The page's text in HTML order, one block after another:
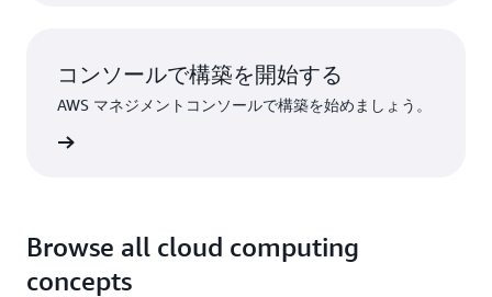
コンソールで構築を開始する
AWS マネジメントコンソールで構築を始めましょう。
Browse all cloud computing
concepts